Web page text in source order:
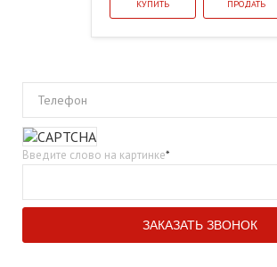
КУПИТЬ ПРОДАТЬ
Телефон
Введите слово на картинке*